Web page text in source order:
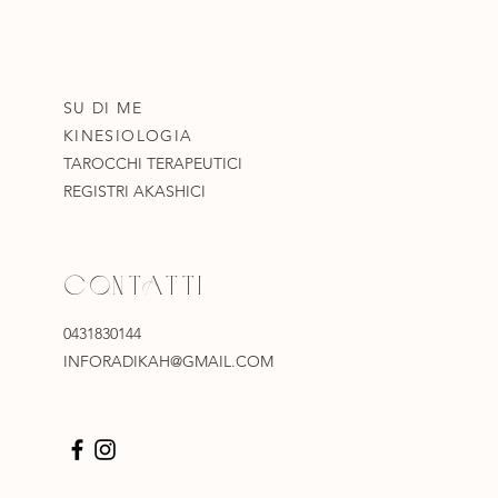
SU DI ME
KINESIOLOGIA
TAROCCHI TERAPEUTICI
REGISTRI AKASHICI
CONTATTI
0431830144
INFORADIKAH@GMAIL.COM